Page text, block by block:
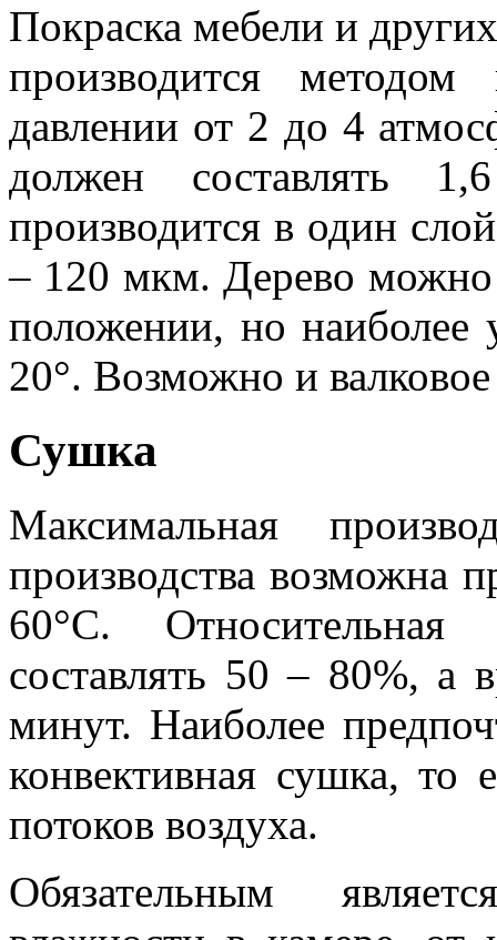
Покраска мебели и
производится
давлении от 2 до 4
должен составлять
производится в один
– 120 мкм. Дерево можно
положении, но наиболее
20°. Возможно и
Сушка
Максимальная
производства возможна
60°С. Относительная
составлять 50 – 80%, а
минут. Наиболее
конвективная сушка, то
потоков воздуха.
Обязательным